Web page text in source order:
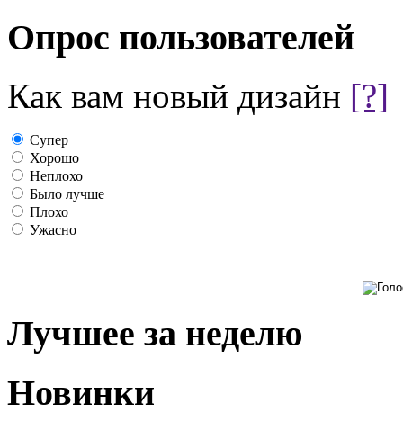
Опрос пользователей
Как вам новый дизайн [?]
Супер
Хорошо
Неплохо
Было лучше
Плохо
Ужасно
Лучшее за неделю
Новинки